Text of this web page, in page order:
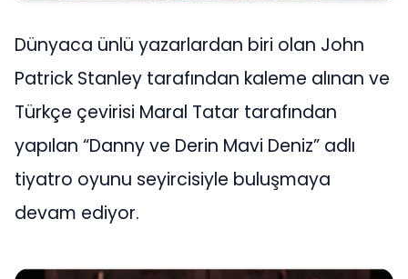
Dünyaca ünlü yazarlardan biri olan John
Patrick Stanley tarafından kaleme alınan ve
Türkçe çevirisi Maral Tatar tarafından
yapılan “Danny ve Derin Mavi Deniz” adlı
tiyatro oyunu seyircisiyle buluşmaya
devam ediyor.